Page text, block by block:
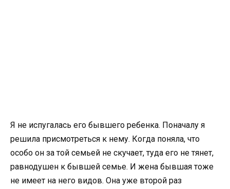
Я не испугалась его бывшего ребенка. Поначалу я
решила присмотреться к нему. Когда поняла, что
особо он за той семьей не скучает, туда его не тянет,
равнодушен к бывшей семье. И жена бывшая тоже
не имеет на него видов. Она уже второй раз